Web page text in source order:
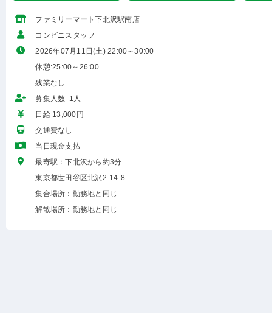
ファミリーマート下北沢駅南店
コンビニスタッフ
2026年07月11日(土) 22:00～30:00
休憩:25:00～26:00
残業なし
募集人数 1人
日給 13,000円
交通費なし
当日現金支払
最寄駅：下北沢から約3分
東京都世田谷区北沢2-14-8
集合場所：勤務地と同じ
解散場所：勤務地と同じ